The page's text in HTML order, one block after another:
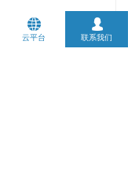
뀁
云平台
넙
联系我们